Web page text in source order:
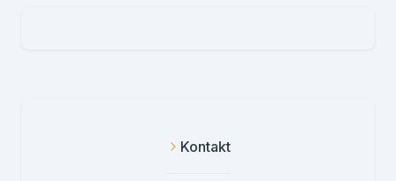
Kontakt